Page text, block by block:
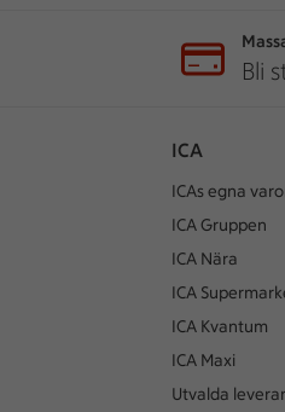
Bli
ICA
ICAs egna
ICA Gruppen
ICA Nära
ICA
ICA Kvantum
ICA Maxi
Utvalda